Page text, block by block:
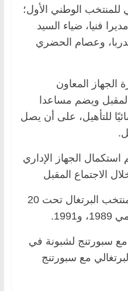
الوطني الأول؛
فنيا، ضياء السيد
وعصام الحضري
الجهاز المعاون
ويضم مساعدا
للتأهيل، على أن يصل
استكمال الجهاز الإداري
الاجتماع المقبل
ويشار إلى أن كيروش قاد منتخب البرتغال تحت 20
سبورتنج لشبونة في
البرتغالي مع سبورتنج